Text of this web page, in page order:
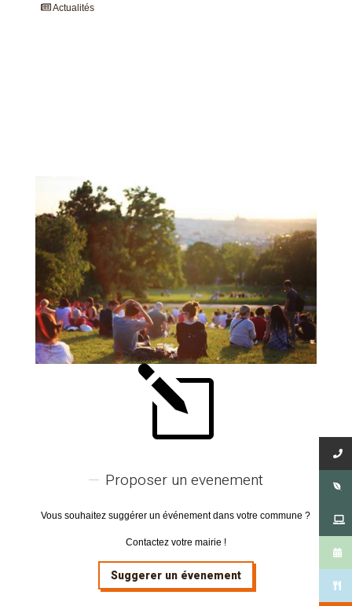
Actualités
l
Proposer un evenement
Vous souhaitez suggérer un événement dans votre commune ?
Contactez votre mairie !
Suggerer un évenement